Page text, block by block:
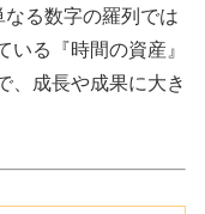
なる数字の羅列では
る『時間の資産』
、成長や成果に大き